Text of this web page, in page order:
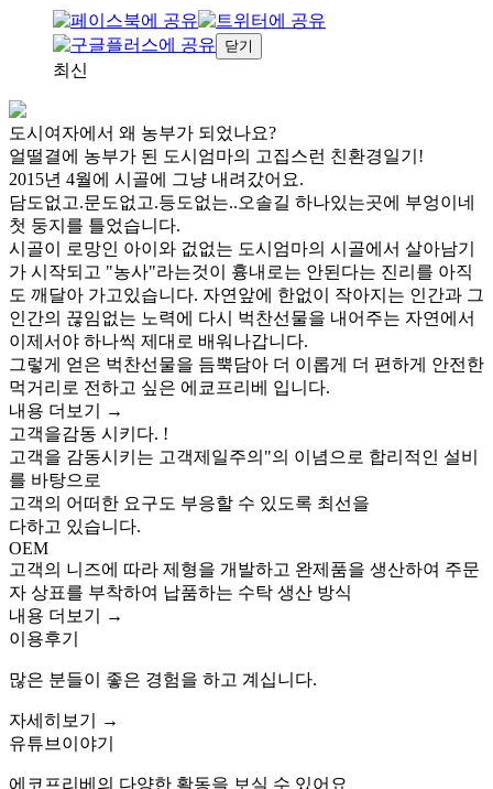
닫기
최신
도시여자에서 왜 농부가 되었나요?
얼떨결에 농부가 된 도시엄마의 고집스런 친환경일기!
2015년 4월에 시골에 그냥 내려갔어요.
담도없고.문도없고.등도없는..오솔길 하나있는곳에 부엉이네
첫 둥지를 틀었습니다.
시골이 로망인 아이와 겂없는 도시엄마의 시골에서 살아남기
가 시작되고 "농사"라는것이 흉내로는 안된다는 진리를 아직
도 깨달아 가고있습니다. 자연앞에 한없이 작아지는 인간과 그
인간의 끊임없는 노력에 다시 벅찬선물을 내어주는 자연에서
이제서야 하나씩 제대로 배워나갑니다.
그렇게 얻은 벅찬선물을 듬뿍담아 더 이롭게 더 편하게 안전한
먹거리로 전하고 싶은 에쿄프리베 입니다.
내용 더보기 →
고객을감동 시키다. !
고객을 감동시키는 고객제일주의"의 이념으로 합리적인 설비
를 바탕으로
고객의 어떠한 요구도 부응할 수 있도록 최선을
다하고 있습니다.
OEM
고객의 니즈에 따라 제형을 개발하고 완제품을 생산하여 주문
자 상표를 부착하여 납품하는 수탁 생산 방식
내용 더보기 →
이용후기
많은 분들이 좋은 경험을 하고 계십니다.
자세히보기 →
유튜브 이야기
에코프리베의 다양한 활동을 보실 수 있어요